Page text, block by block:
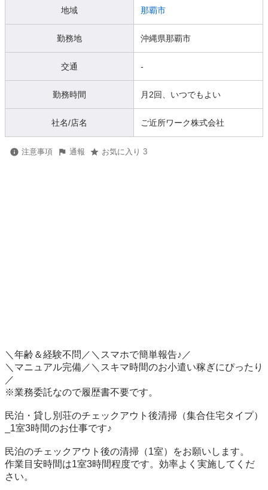
地域 那覇市
勤務地 沖縄県那覇市
交通 -
勤務時間 月2回、いつでもよい
社名/店名 ご近所ワーク株式会社
注意事項 通報 お気に入り 3
＼年齢＆経験不問／＼スマホで簡単報告♪／
＼マニュアル完備／＼スキマ時間のお小遣い稼ぎにぴったり
／
※業務委託なので履歴書不要です。
民泊・貸し別荘のチェックアウト後清掃（集合住宅タイプ）
_1室3時間のお仕事です♪
民泊のチェックアウト後の清掃（1室）をお願いします。
作業目安時間は1室3時間程度です。効率よく実施してくだ
さい。